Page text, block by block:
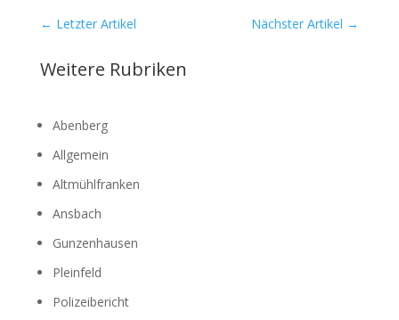
← Letzter Artikel Nächster Artikel →
Weitere Rubriken
Abenberg
Allgemein
Altmühlfranken
Ansbach
Gunzenhausen
Pleinfeld
Polizeibericht